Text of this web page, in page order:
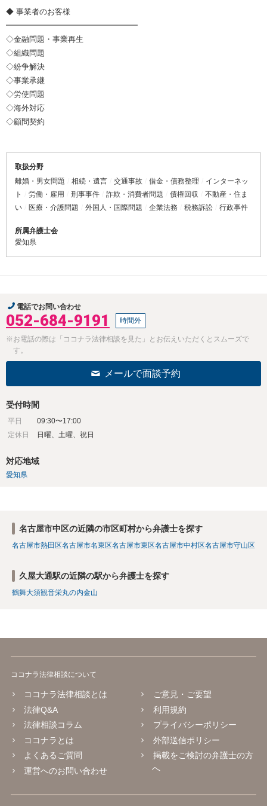
◆ 事業者のお客様
━━━━━━━━━━━━━━━━━
◇金融問題・事業再生
◇組織問題
◇紛争解決
◇事業承継
◇労使問題
◇海外対応
◇顧問契約
取扱分野
離婚・男女問題
相続・遺言 交通事故 借金・債務整理
インターネッ
ト
労働・雇用 刑事事件 詐欺・消費者問題 債権回収
不動産・住ま
い
医療・介護問題 外国人・国際問題 企業法務 税務訴訟 行政事件
所属弁護士会
愛知県
電話でお問い合わせ
052-684-9191 時間外
※お電話の際は「ココナラ法律相談を見た」とお伝えいただくとスムーズで
す。
メールで面談予約
受付時間
平日
09:30〜17:00
定休日
日曜、土曜、祝日
対応地域
愛知県
名古屋市中区の近隣の市区町村から弁護士を探す
名古屋市熱田区名古屋市名東区名古屋市東区名古屋市中村区名古屋市守山区
久屋大通駅の近隣の駅から弁護士を探す
鶴舞大須観音栄丸の内金山
ココナラ法律相談について
ココナラ法律相談とは
法律Q&A
法律相談コラム
ココナラとは
よくあるご質問
運営へのお問い合わせ
ご意見・ご要望
利用規約
プライバシーポリシー
外部送信ポリシー
掲載をご検討の弁護士の方
へ